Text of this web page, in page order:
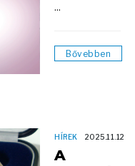
...
Bővebben
HÍREK 2025.11.12
A